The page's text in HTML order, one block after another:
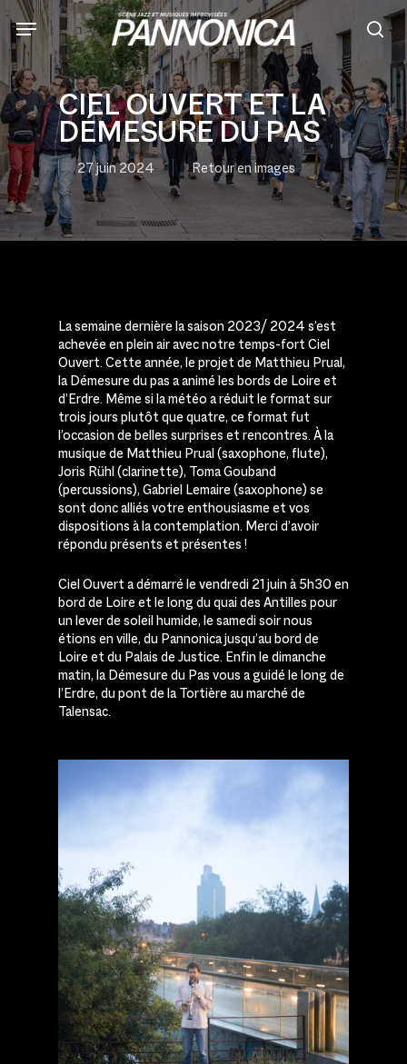
Skip
to
main
content
CIEL OUVERT ET LA
DÉMESURE DU PAS
27 juin 2024 Retour en images
La semaine dernière la saison 2023/ 2024 s’est
achevée en plein air avec notre temps-fort Ciel
Ouvert. Cette année, le projet de Matthieu Prual,
la Démesure du pas a animé les bords de Loire et
d’Erdre. Même si la météo a réduit le format sur
trois jours plutôt que quatre, ce format fut
l’occasion de belles surprises et rencontres. À la
musique de Matthieu Prual (saxophone, flute),
Joris Rühl (clarinette), Toma Gouband
(percussions), Gabriel Lemaire (saxophone) se
sont donc alliés votre enthousiasme et vos
dispositions à la contemplation. Merci d’avoir
répondu présents et présentes !
Ciel Ouvert a démarré le vendredi 21 juin à 5h30 en
bord de Loire et le long du quai des Antilles pour
un lever de soleil humide, le samedi soir nous
étions en ville, du Pannonica jusqu’au bord de
Loire et du Palais de Justice. Enfin le dimanche
matin, la Démesure du Pas vous a guidé le long de
l’Erdre, du pont de la Tortière au marché de
Talensac.